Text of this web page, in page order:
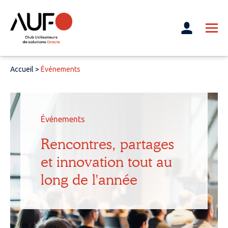
Accueil > Événements
Événements
Rencontres, partages
et innovation tout au
long de l'année